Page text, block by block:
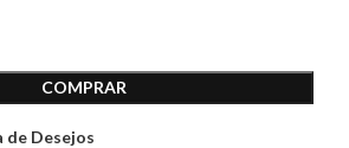
COMPRAR
de Desejos